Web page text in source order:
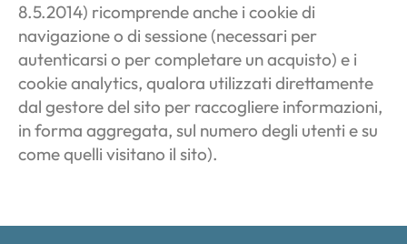
8.5.2014) ricomprende anche i cookie di
navigazione o di sessione (necessari per
autenticarsi o per completare un acquisto) e i
cookie analytics, qualora utilizzati direttamente
dal gestore del sito per raccogliere informazioni,
in forma aggregata, sul numero degli utenti e su
come quelli visitano il sito).